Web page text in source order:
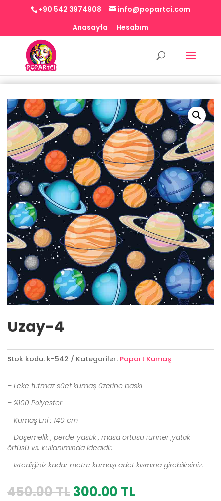
+90 542 3974908
info@popartci.com
Anasayfa
Hesabım
Uzay-4
Stok kodu: k-542 Kategoriler: Popart Kumaş
– Leke tutmaz süet kumaş üzerine baskı
– %100 Polyester
– Kumaş Eni : 140 cm
– Döşemelik , perde, yastık , masa örtüsü runner ,yatak
örtüsü vs. kullanımında idealdir.
– İstediğiniz kadar metre kumaşı adet kısmına girebilirsiniz.
450.00TLOrijinal
300.00 TLŞu